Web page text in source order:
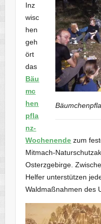
Inz
wisc
hen
geh
ört
das
Bäu
mc
hen
pfla
nz-
Wochenende zum
Mitmach-
Osterzgebirge.
Helfer unterstützen
Waldmaßnahmen des